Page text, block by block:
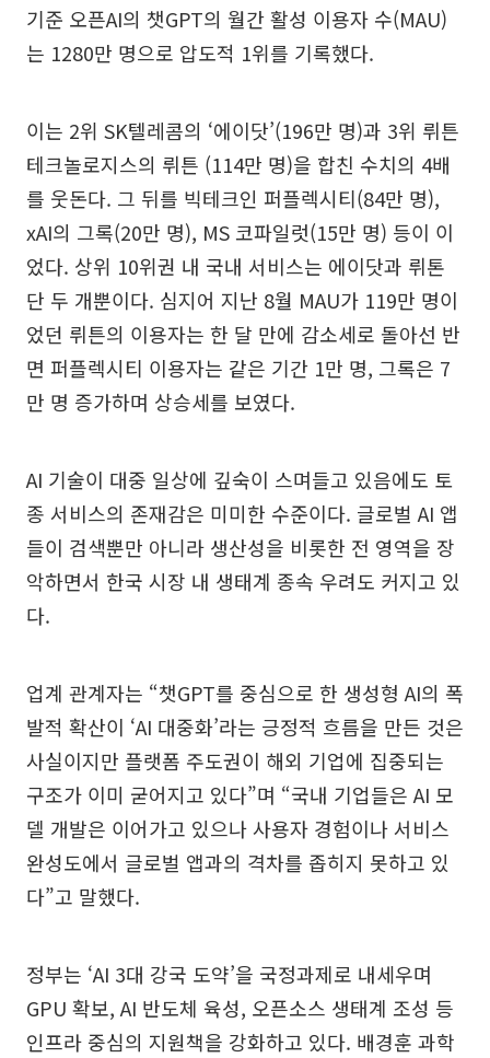
기준 오픈AI의 챗GPT의 월간 활성 이용자 수(MAU)
는 1280만 명으로 압도적 1위를 기록했다.
이는 2위 SK텔레콤의 ‘에이닷’(196만 명)과 3위 뤼튼
테크놀로지스의 뤼튼 (114만 명)을 합친 수치의 4배
를 웃돈다. 그 뒤를 빅테크인 퍼플렉시티(84만 명),
xAI의 그록(20만 명), MS 코파일럿(15만 명) 등이 이
었다. 상위 10위권 내 국내 서비스는 에이닷과 뤼톤
단 두 개뿐이다. 심지어 지난 8월 MAU가 119만 명이
었던 뤼튼의 이용자는 한 달 만에 감소세로 돌아선 반
면 퍼플렉시티 이용자는 같은 기간 1만 명, 그록은 7
만 명 증가하며 상승세를 보였다.
AI 기술이 대중 일상에 깊숙이 스며들고 있음에도 토
종 서비스의 존재감은 미미한 수준이다. 글로벌 AI 앱
들이 검색뿐만 아니라 생산성을 비롯한 전 영역을 장
악하면서 한국 시장 내 생태계 종속 우려도 커지고 있
다.
업계 관계자는 “챗GPT를 중심으로 한 생성형 AI의 폭
발적 확산이 ‘AI 대중화’라는 긍정적 흐름을 만든 것은
사실이지만 플랫폼 주도권이 해외 기업에 집중되는
구조가 이미 굳어지고 있다”며 “국내 기업들은 AI 모
델 개발은 이어가고 있으나 사용자 경험이나 서비스
완성도에서 글로벌 앱과의 격차를 좁히지 못하고 있
다”고 말했다.
정부는 ‘AI 3대 강국 도약’을 국정과제로 내세우며
GPU 확보, AI 반도체 육성, 오픈소스 생태계 조성 등
인프라 중심의 지원책을 강화하고 있다. 배경훈 과학